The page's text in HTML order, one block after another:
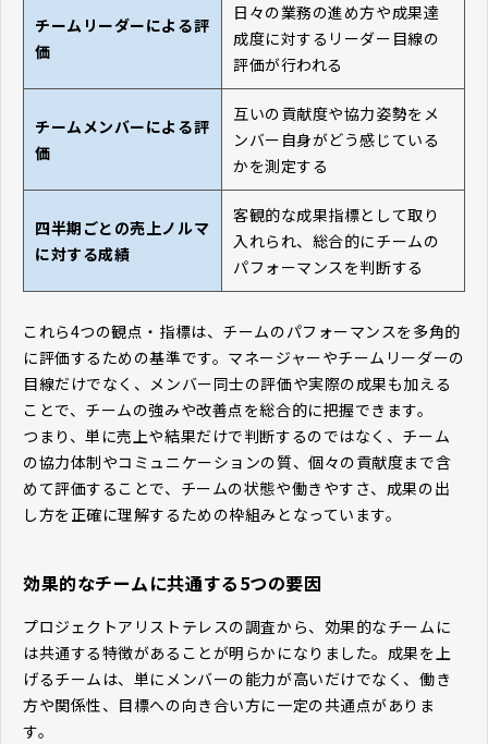
チームリーダーによる評
価
日々の業務の進め方や成果達
成度に対するリーダー目線の
評価が行われる
チームメンバーによる評
価
互いの貢献度や協力姿勢をメ
ンバー自身がどう感じている
かを測定する
四半期ごとの売上ノルマ
に対する成績
客観的な成果指標として取り
入れられ、総合的にチームの
パフォーマンスを判断する
これら4つの観点・指標は、チームのパフォーマンスを多角的
に評価するための基準です。マネージャーやチームリーダーの
目線だけでなく、メンバー同士の評価や実際の成果も加える
ことで、チームの強みや改善点を総合的に把握できます。
つまり、単に売上や結果だけで判断するのではなく、チーム
の協力体制やコミュニケーションの質、個々の貢献度まで含
めて評価することで、チームの状態や働きやすさ、成果の出
し方を正確に理解するための枠組みとなっています。
効果的なチームに共通する5つの要因
プロジェクトアリストテレスの調査から、効果的なチームに
は共通する特徴があることが明らかになりました。成果を上
げるチームは、単にメンバーの能力が高いだけでなく、働き
方や関係性、目標への向き合い方に一定の共通点がありま
す。